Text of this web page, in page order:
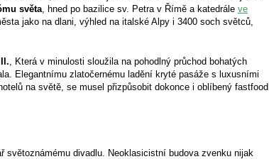
světa, hned po bazilice sv. Petra v Římě a katedrále ve
jako na dlani, výhled na italské Alpy i 3400 soch světců,
, Která v minulosti sloužila na pohodlný průchod bohatých
Elegantnímu zlatočernému ladění kryté pasáže s luxusními
na světě, se musel přizpůsobit dokonce i oblíbený fastfood
divadlu. Neoklasicistní budova zvenku nijak